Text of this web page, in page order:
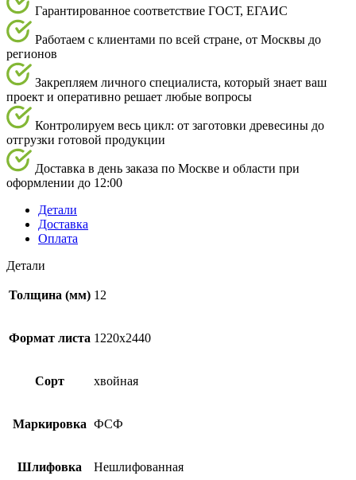
Гарантированное соответствие ГОСТ, ЕГАИС
Работаем с клиентами по всей стране, от Москвы до
регионов
Закрепляем личного специалиста, который знает ваш
проект и оперативно решает любые вопросы
Контролируем весь цикл: от заготовки древесины до
отгрузки готовой продукции
Доставка в день заказа по Москве и области при
оформлении до 12:00
Детали
Доставка
Оплата
Детали
Толщина (мм) 12
Формат листа 1220х2440
Сорт хвойная
Маркировка ФСФ
Шлифовка Нешлифованная